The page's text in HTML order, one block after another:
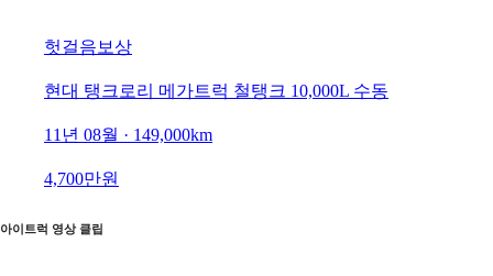
헛걸음보상
현대 탱크로리 메가트럭 철탱크 10,000L 수동
11년 08월 · 149,000km
4,700만원
아이트럭 영상 클립